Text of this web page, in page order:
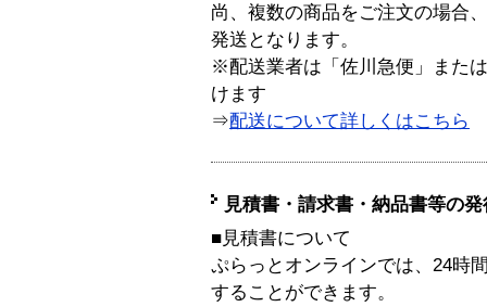
尚、複数の商品をご注文の場合
発送となります。
※配送業者は「佐川急便」また
けます
⇒配送について詳しくはこちら
見積書・請求書・納品書等の
■見積書について
ぷらっとオンラインでは、24時
することができます。